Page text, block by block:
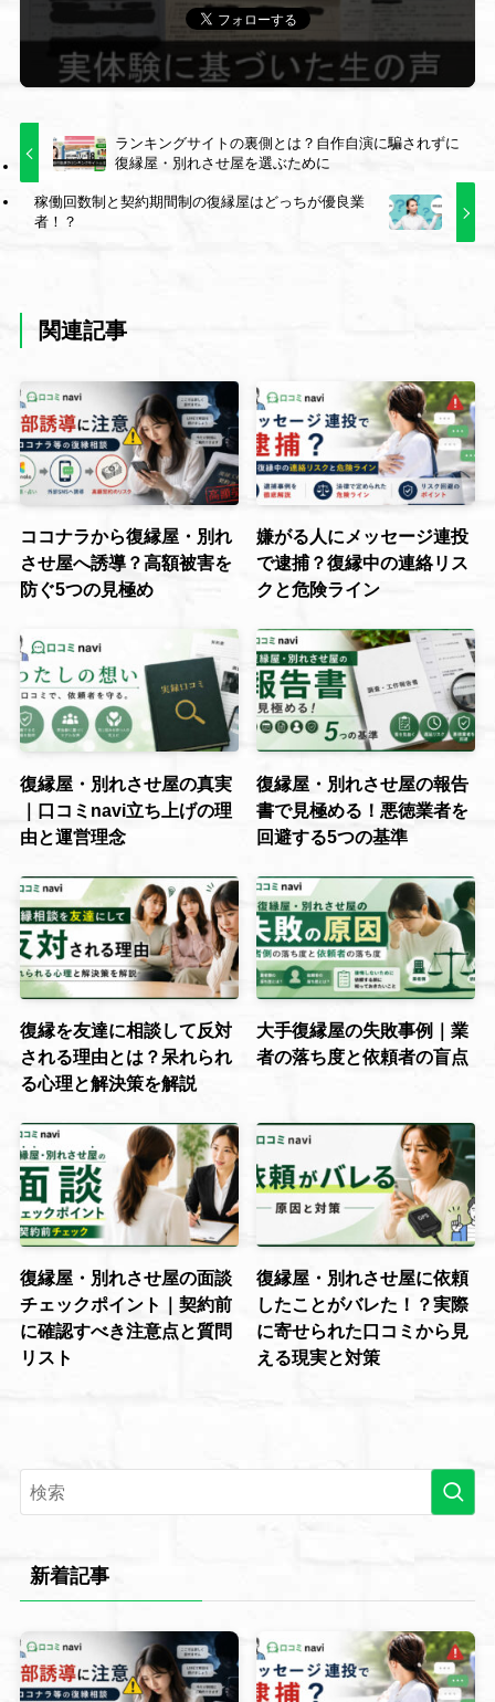
ランキングサイトの裏側とは？自作自演に騙されずに
復縁屋・別れさせ屋を選ぶために
稼働回数制と契約期間制の復縁屋はどっちが優良業
者！？
関連記事
ココナラから復縁屋・別れ
させ屋へ誘導？高額被害を
防ぐ5つの見極め
嫌がる人にメッセージ連投
で逮捕？復縁中の連絡リス
クと危険ライン
復縁屋・別れさせ屋の真実
｜口コミnavi立ち上げの理
由と運営理念
復縁屋・別れさせ屋の報告
書で見極める！悪徳業者を
回避する5つの基準
復縁を友達に相談して反対
される理由とは？呆れられ
る心理と解決策を解説
大手復縁屋の失敗事例｜業
者の落ち度と依頼者の盲点
復縁屋・別れさせ屋の面談
チェックポイント｜契約前
に確認すべき注意点と質問
リスト
復縁屋・別れさせ屋に依頼
したことがバレた！？実際
に寄せられた口コミから見
える現実と対策
新着記事